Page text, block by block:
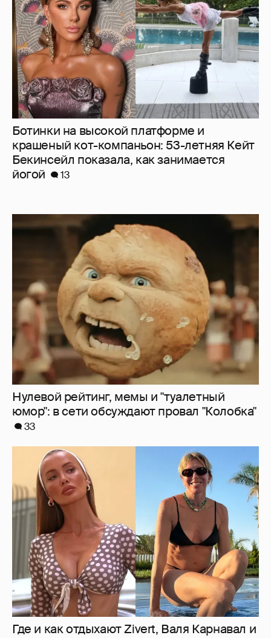
Ботинки на высокой платформе и
крашеный кот-компаньон: 53-летняя Кейт
Бекинсейл показала, как занимается
йогой
13
Нулевой рейтинг, мемы и "туалетный
юмор": в сети обсуждают провал "Колобка"
33
Где и как отдыхают Zivert, Валя Карнавал и